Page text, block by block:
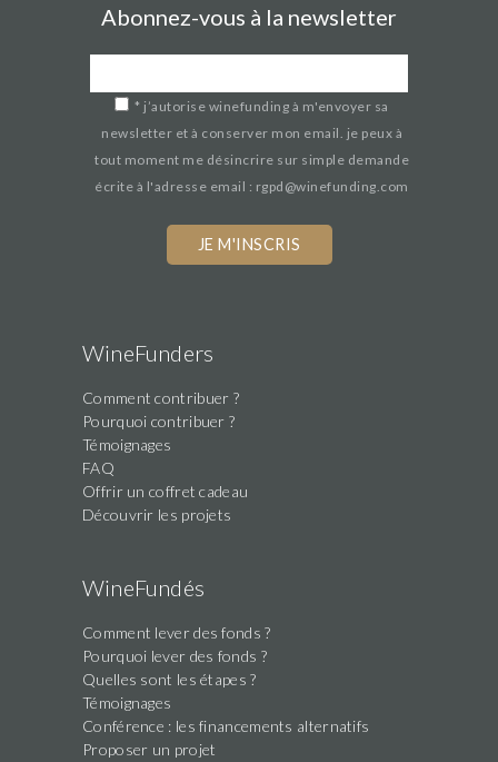
Abonnez-vous à la newsletter
* j’autorise winefunding à m'envoyer sa
newsletter et à conserver mon email. je peux à
tout moment me désincrire sur simple demande
écrite à l'adresse email : rgpd@winefunding.com
WineFunders
Comment contribuer ?
Pourquoi contribuer ?
Témoignages
FAQ
Offrir un coffret cadeau
Découvrir les projets
WineFundés
Comment lever des fonds ?
Pourquoi lever des fonds ?
Quelles sont les étapes ?
Témoignages
Conférence : les financements alternatifs
Proposer un projet